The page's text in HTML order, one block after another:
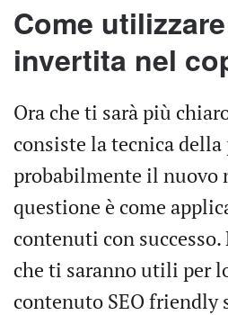
Come
invertita nel
Ora che ti sarà più
consiste la tecnica
probabilmente il nuovo
questione è come
contenuti con successo.
che ti saranno utili per
contenuto SEO